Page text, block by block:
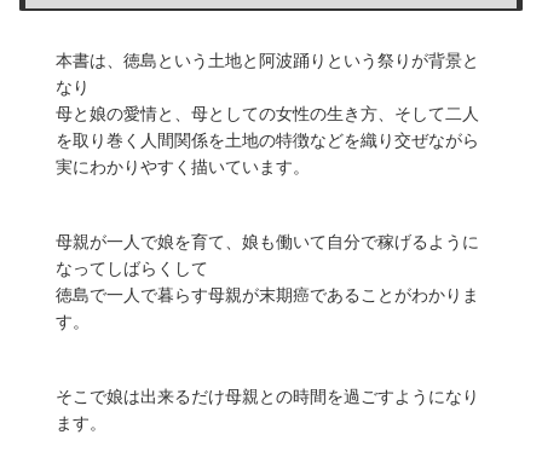
本書は、徳島という土地と阿波踊りという祭りが背景と
なり
母と娘の愛情と、母としての女性の生き方、そして二人
を取り巻く人間関係を土地の特徴などを織り交ぜながら
実にわかりやすく描いています。
母親が一人で娘を育て、娘も働いて自分で稼げるように
なってしばらくして
徳島で一人で暮らす母親が末期癌であることがわかりま
す。
そこで娘は出来るだけ母親との時間を過ごすようになり
ます。